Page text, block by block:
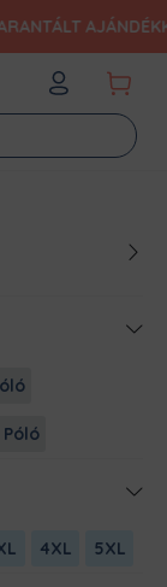
AJÁNDÉKKAL
4XL 5XL